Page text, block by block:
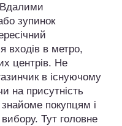
зупинок
входів в метро,
центрів. Не
в існуючому
на присутність
знайоме покупцям і
Тут головне